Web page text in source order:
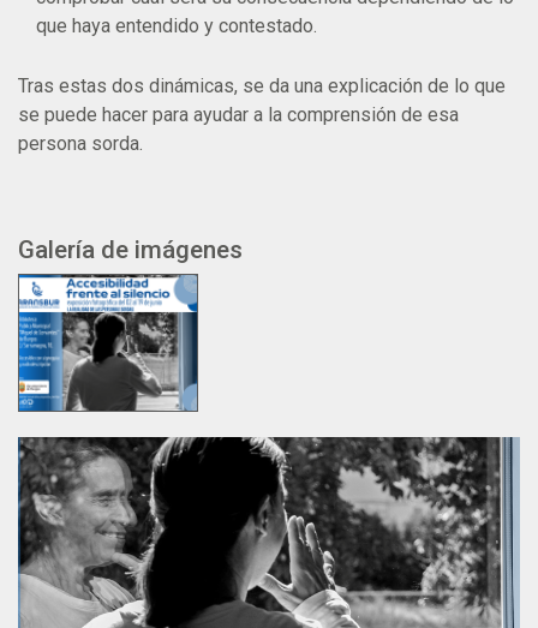
que haya entendido y contestado.
Tras estas dos dinámicas, se da una explicación de lo que
se puede hacer para ayudar a la comprensión de esa
persona sorda.
Galería de imágenes